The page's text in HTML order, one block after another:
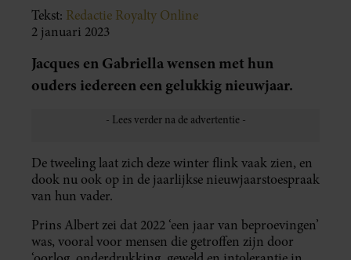
Tekst: Redactie Royalty Online
2 januari 2023
Jacques en Gabriella wensen met hun
ouders iedereen een gelukkig nieuwjaar.
De tweeling laat zich deze winter flink vaak zien, en
dook nu ook op in de jaarlijkse nieuwjaarstoespraak
van hun vader.
Prins Albert zei dat 2022 ‘een jaar van beproevingen’
was, vooral voor mensen die getroffen zijn door